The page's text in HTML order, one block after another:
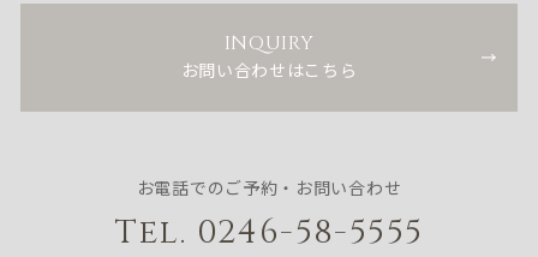
INQUIRY
お問い合わせはこちら
お電話でのご予約・お問い合わせ
Tel. 0246-58-5555